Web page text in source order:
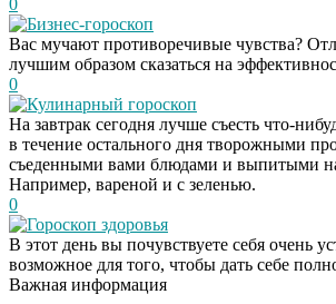
Бизнес-гороскоп
Вас мучают противоречивые чувства?
лучшим образом сказаться на
0
Кулинарный гороскоп
На завтрак сегодня лучше съесть что-
в течение остального дня творожными
съеденными вами блюдами и выпитыми
Например, вареной и с зеленью.
0
Гороскоп здоровья
В этот день вы почувствуете себя очень
возможное для того, чтобы дать себе
Важная информация